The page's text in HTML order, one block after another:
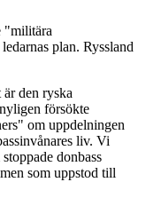
"militära
plan. Ryssland
den ryska
försökte
om uppdelningen
liv. Vi
donbass
som uppstod till